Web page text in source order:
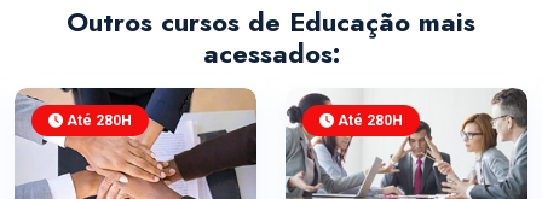
Outros cursos de Educação mais
acessados:
Até 280H Até 280H